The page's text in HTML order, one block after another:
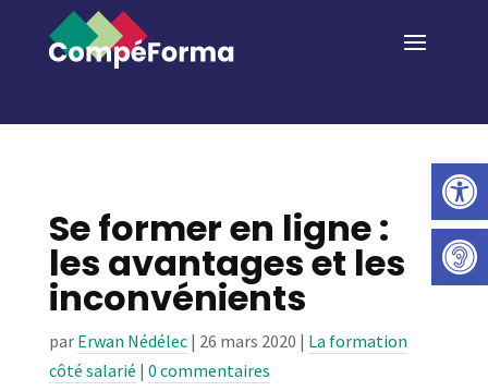
Ouvrir
Se former en ligne :
les avantages et les
inconvénients
par Erwan Nédélec| 26 mars 2020 | La formation
côté salarié | 0 commentaires